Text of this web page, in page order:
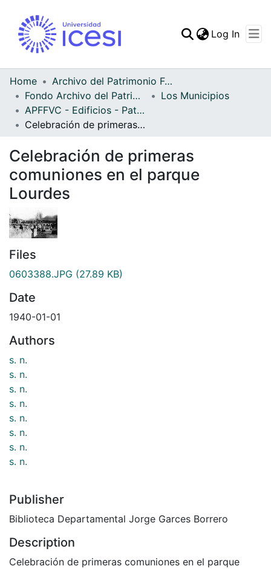
Statistics
Log In
Home
Archivo del Patrimonio Fotográfico y Fílmico del Valle del Cauca
Fondo Archivo del Patrimonio Fotográfico y Fílmico del Valle del Cauca
Los Municipios
APFFVC - Edificios - Patrimonial
Celebración de primeras comuniones en el parque Lourdes
Celebración de primeras
comuniones en el parque
Lourdes
Files
0603388.JPG (27.89 KB)
Date
1940-01-01
Authors
s. n.
s. n.
s. n.
s. n.
s. n.
s. n.
s. n.
s. n.
Publisher
Biblioteca Departamental Jorge Garces Borrero
Description
Celebración de primeras comuniones en el parque